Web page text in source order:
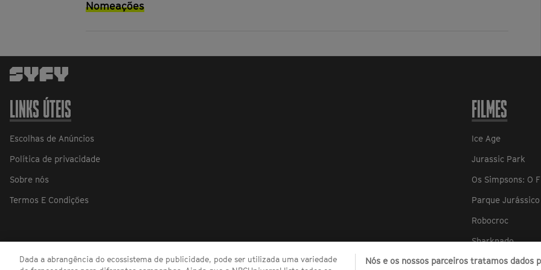
Nomeações
LINKS ÚTEIS
Escolhas de Anúncios
Política de privacidade
Sobre nós
Termos E Condições
FILMES
Ice Age
Jurassic Park
Os Simpsons: O
Parque Jurássico
Robocroc
Sharknado
Sharknado 2
Dada a abrangência do ecossistema de publicidade, pode ser utilizada uma variedade
Nós e os nossos parceiros tratamos dados